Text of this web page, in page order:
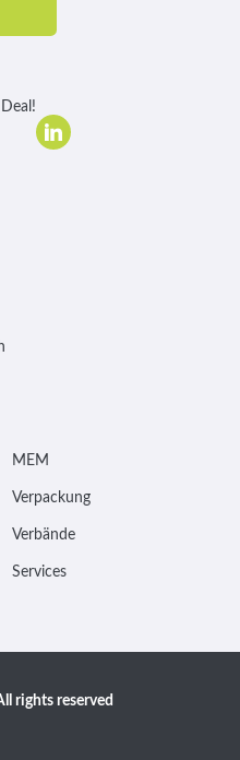
MEM
Verpackung
Verbände
Services
rights reserved